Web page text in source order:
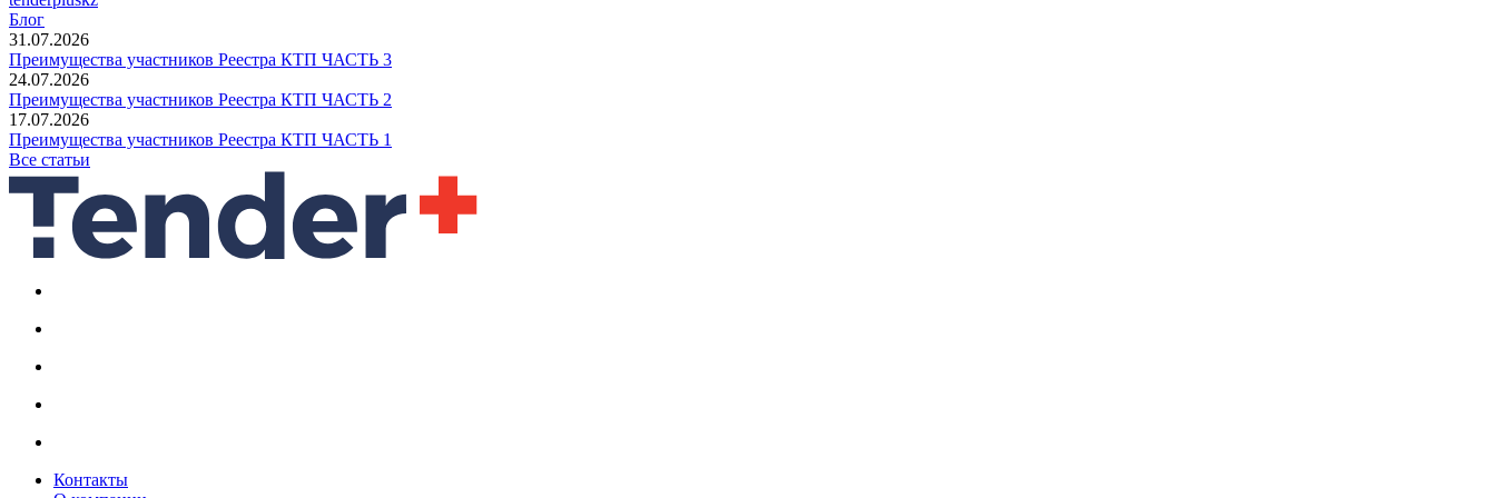
Блог
31.07.2026
Преимущества участников Реестра КТП ЧАСТЬ 3
24.07.2026
Преимущества участников Реестра КТП ЧАСТЬ 2
17.07.2026
Преимущества участников Реестра КТП ЧАСТЬ 1
Все статьи
Контакты